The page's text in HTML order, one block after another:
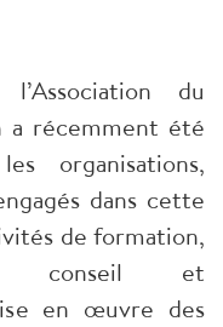
du
récemment été
organisations,
dans cette
de formation,
conseil et
en œuvre des